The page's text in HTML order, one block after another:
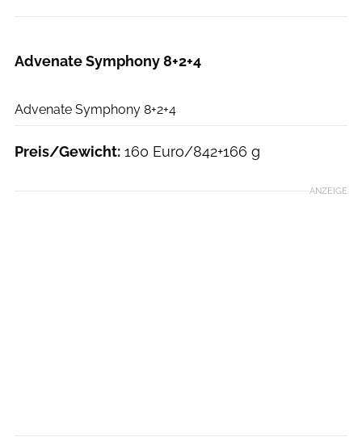
Advenate Symphony 8+2+4
Advenate Symphony 8+2+4
Preis/Gewicht: 160 Euro/842+166 g
ANZEIGE